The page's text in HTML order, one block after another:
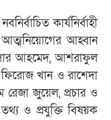
কার্যনির্বাহী
আহ্বান
আহমেদ, আশরাফুল
খান ও রাশেদা
জুয়েল, প্রচার ও
ও প্রযুক্তি বিষয়ক